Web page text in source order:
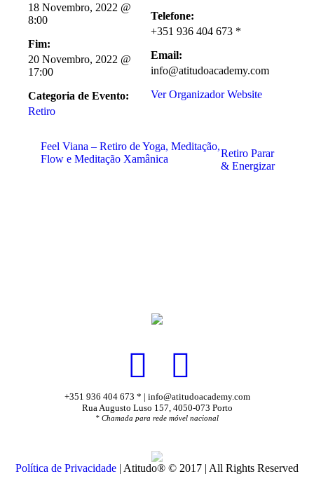
18 Novembro, 2022 @
8:00
Fim:
20 Novembro, 2022 @
17:00
Categoria de Evento:
Retiro
Telefone:
+351 936 404 673 *
Email:
info@atitudoacademy.com
Ver Organizador Website
Feel Viana – Retiro de Yoga, Meditação,
Flow e Meditação Xamânica
Retiro Parar
& Energizar
+351 936 404 673 * | info@atitudoacademy.com
Rua Augusto Luso 157, 4050-073 Porto
* Chamada para rede móvel nacional
Política de Privacidade | Atitudo® © 2017 | All Rights Reserved